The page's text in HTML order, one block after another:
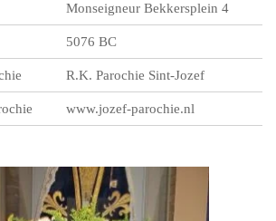
Monseigneur Bekkersplein 4
5076 BC
R.K. Parochie Sint-Jozef
www.jozef-parochie.nl